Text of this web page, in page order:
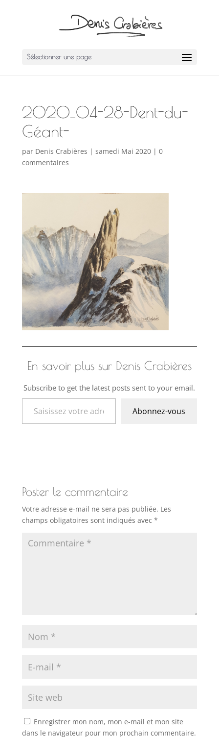
Sélectionner une page
2020_04-28-Dent-du-
Géant-
par Denis Crabières | samedi Mai 2020| 0
commentaires
En savoir plus sur Denis Crabières
Subscribe to get the latest posts sent to your email.
Saisissez votre adresse e-mail…
Abonnez-vous
Poster le commentaire
Votre adresse e-mail ne sera pas publiée. Les
champs obligatoires sont indiqués avec *
Enregistrer mon nom, mon e-mail et mon site
dans le navigateur pour mon prochain commentaire.